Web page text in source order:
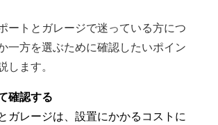
ートとガレージで迷っている方につ
一方を選ぶために確認したいポイン
します。
確認する
ガレージは、設置にかかるコストに